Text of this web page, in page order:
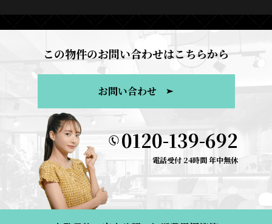
この物件のお問い合わせはこちらから
お問い合わせ
0120-139-692
電話受付 24時間 年中無休